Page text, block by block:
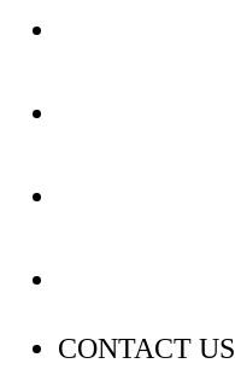
CONTACT US